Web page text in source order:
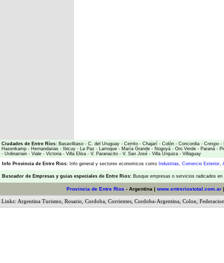
Ciudades de Entre Ríos: Basavilbaso - C. del Uruguay - Cerrito - Chajarí - Colón - Concordia - Crespo -
Hasenkamp - Hernandarias - Ibicuy - La Paz - Larroque - María Grande - Nogoyá - Oro Verde - Paraná -
- Urdinarrain - Viale - Victoria - Villa Elisa - V. Paranacito - V. San José - Villa Urquiza - Villaguay
Info Provincia de Entre Rios: Info general y sectores economicos como Industrias, Comercio Exterior,
Buscador de Empresas y guias especiales de Entre Rios: Busque empresas o servicios radicados
Provincia de Entre Rios - Argentina | www.entreriostotal.com.ar
Links: Argentina Turismo Rosario Cordoba Corrientes Cordoba-Argentina Colon